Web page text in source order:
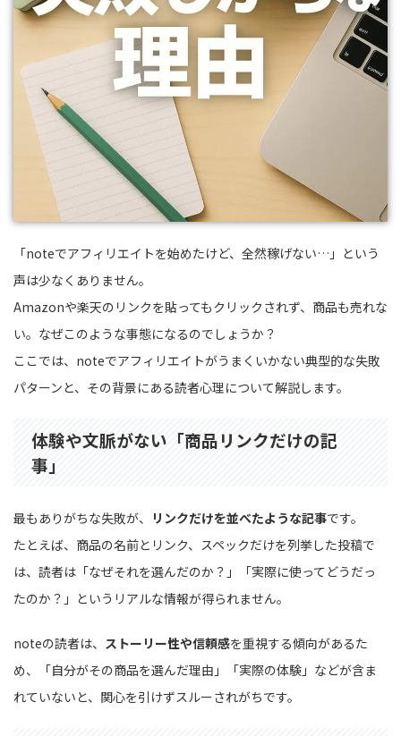
「noteでアフィリエイトを始めたけど、全然稼げない…」という
声は少なくありません。
Amazonや楽天のリンクを貼ってもクリックされず、商品も売れな
い。なぜこのような事態になるのでしょうか？
ここでは、noteでアフィリエイトがうまくいかない典型的な失敗
パターンと、その背景にある読者心理について解説します。
体験や文脈がない「商品リンクだけの記
事」
最もありがちな失敗が、 リンクだけを並べたような記事です。
たとえば、商品の名前とリンク、スペックだけを列挙した投稿で
は、読者は「なぜそれを選んだのか？」「実際に使ってどうだっ
たのか？」というリアルな情報が得られません。
noteの読者は、 ストーリー性や信頼感を重視する傾向があるた
め、「自分がその商品を選んだ理由」「実際の体験」などが含ま
れていないと、関心を引けずスルーされがちです。